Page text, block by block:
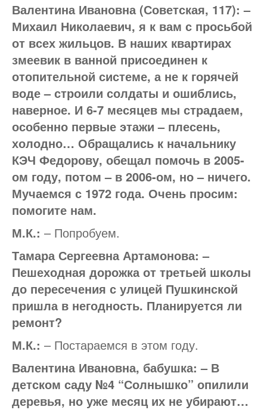
Валентина Ивановна (Советская, 117): –
Михаил Николаевич, я к вам с просьбой
от всех жильцов. В наших квартирах
змеевик в ванной присоединен к
отопительной системе, а не к горячей
воде – строили солдаты и ошиблись,
наверное. И 6-7 месяцев мы страдаем,
особенно первые этажи – плесень,
холодно… Обращались к начальнику
КЭЧ Федорову, обещал помочь в 2005-
ом году, потом – в 2006-ом, но – ничего.
Мучаемся с 1972 года. Очень просим:
помогите нам.
М.К.: – Попробуем.
Тамара Сергеевна Артамонова: –
Пешеходная дорожка от третьей школы
до пересечения с улицей Пушкинской
пришла в негодность. Планируется ли
ремонт?
М.К.: – Постараемся в этом году.
Валентина Ивановна, бабушка: – В
детском саду №4 “Солнышко” опилили
деревья, но уже месяц их не убирают…